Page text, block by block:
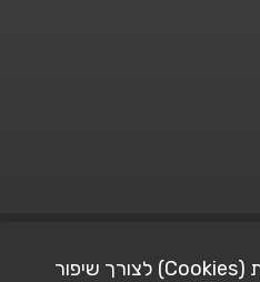
אתר זה משתמש בעוגיות (Cookies) לצורך שיפור